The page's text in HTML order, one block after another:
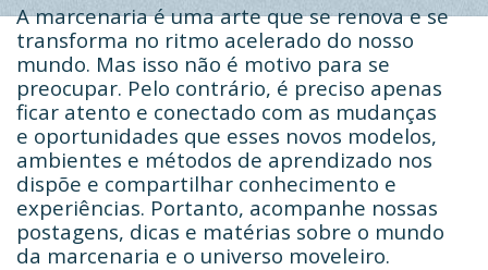
A marcenaria é uma arte que se renova e se
transforma no ritmo acelerado do nosso
mundo. Mas isso não é motivo para se
preocupar. Pelo contrário, é preciso apenas
ficar atento e conectado com as mudanças
e oportunidades que esses novos modelos,
ambientes e métodos de aprendizado nos
dispõe e compartilhar conhecimento e
experiências. Portanto, acompanhe nossas
postagens, dicas e matérias sobre o mundo
da marcenaria e o universo moveleiro.